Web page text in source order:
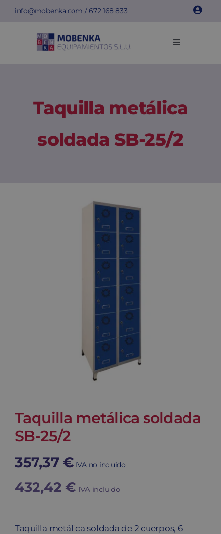
Saltar
contenido
info@mobenka.com /672 168 833
Toggle
Bancos
Instalaciones
Taquilla metálica
soldada SB-25/2
Taquilla metálica soldada
SB-25/2
357,37 € IVA no incluido
432,42 € IVA incluido
Taquilla metálica soldada de 2 cuerpos, 6